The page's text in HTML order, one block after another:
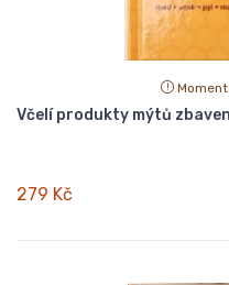
Včelí produkty mýtů
279 Kč